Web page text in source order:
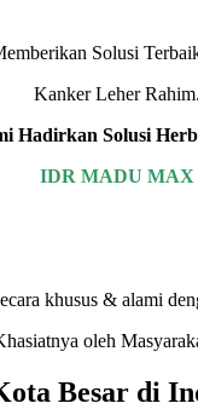
Solusi
Kanker Leher Rahim.
Hadirkan Solusi
IDR MADU MAX
khusus & alami
oleh
Besar di